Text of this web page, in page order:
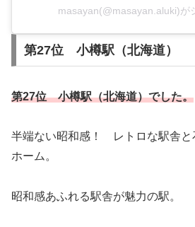
masayan(@masayan.aluki)が
第27位 小樽駅（北海道）
第27位 小樽駅（北海道）でした。
半端ない昭和感！ レトロな駅舎と
ホーム。
昭和感あふれる駅舎が魅力の駅。